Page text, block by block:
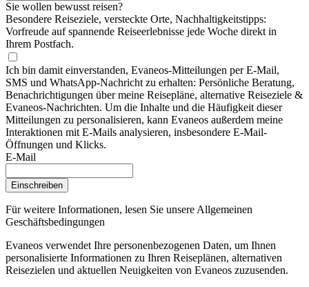
Sie wollen bewusst reisen?
Besondere Reiseziele, versteckte Orte, Nachhaltigkeitstipps:
Vorfreude auf spannende Reiseerlebnisse jede Woche direkt in
Ihrem Postfach.
Ich bin damit einverstanden, Evaneos-Mitteilungen per E-Mail,
SMS und WhatsApp-Nachricht zu erhalten: Persönliche Beratung,
Benachrichtigungen über meine Reisepläne, alternative Reiseziele &
Evaneos-Nachrichten. Um die Inhalte und die Häufigkeit dieser
Mitteilungen zu personalisieren, kann Evaneos außerdem meine
Interaktionen mit E-Mails analysieren, insbesondere E-Mail-
Öffnungen und Klicks.
E-Mail
Einschreiben
Für weitere Informationen, lesen Sie unsere Allgemeinen
Geschäftsbedingungen
Evaneos verwendet Ihre personenbezogenen Daten, um Ihnen
personalisierte Informationen zu Ihren Reiseplänen, alternativen
Reisezielen und aktuellen Neuigkeiten von Evaneos zuzusenden.